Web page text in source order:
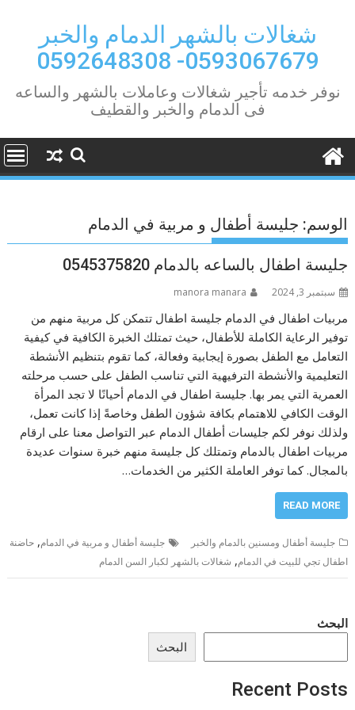
contentشغالات بالشهر الدمام والخبر
0593067679- 0592648308
نوفر خدمه تأجير شغالات وعاملات بالشهر والساعه
فى الدمام والخبر والقطيف
الوسم: جليسة أطفال و مربية في الدمام
جليسة اطفال بالساعه بالدمام 0545375820
سبتمبر 3, 2024 manora manara
مربيات اطفال في الدمام جليسة اطفال تتمكن كل مربية منهم من
توفير الرعاية الكاملة للأطفال، حيث تمتلك الخبرة الكافية في كيفية
التعامل مع الطفل بصورة إيجابية وفعالة، كما تقوم بتنظيم الأنشطة
التعليمية والأنشطة الترفيهية التي تناسب الطفل على حسب مرحلته
العمرية التي يمر بها. جليسة اطفال في الدمام أحيانًا لا تجد المرأة
الوقت الكافي للاهتمام بكافة شؤون الطفل وخاصةً إذا كانت تعمل،
ولذلك نوفر لكم جليسات أطفال الدمام عبر التواصل معنا على ارقام
مربيات اطفال بالدمام وتمتلك كل جليسة منهم خبرة سنوات عديدة
بالمجال. كما توفر العاملة الكثير من الخدمات…
READ MORE
جليسة أطفال ومسنين بالدمام والخبر جليسة أطفال و مربية في الدمام,حاضنة
اطفال تجي للبيت في الدمام, شغالات بالشهر لكبار السن الدمام
البحث
البحث
Recent Posts